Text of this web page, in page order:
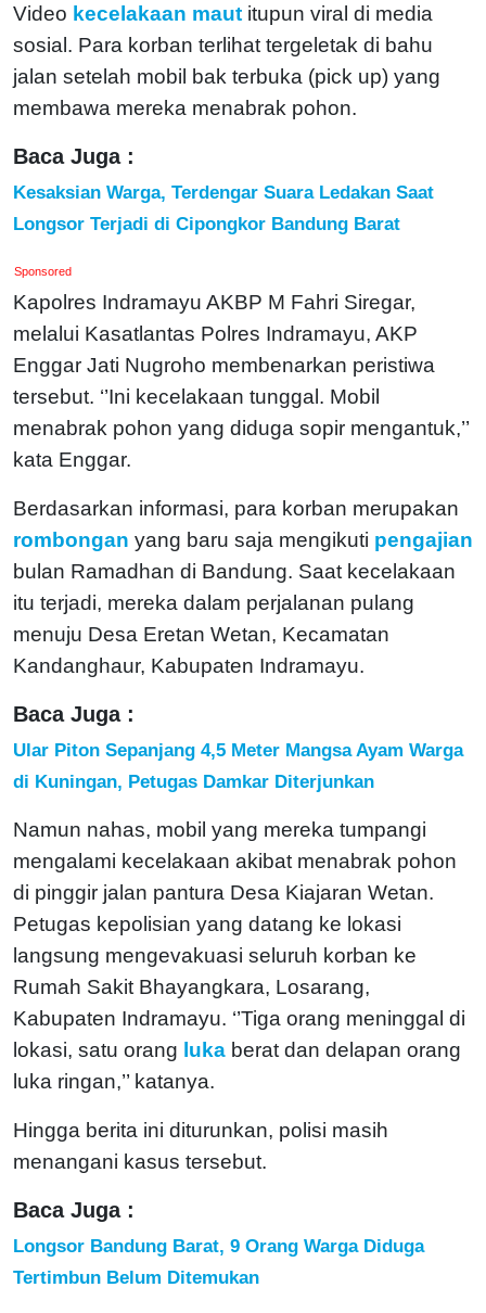
Video kecelakaan maut itupun viral di media
sosial. Para korban terlihat tergeletak di bahu
jalan setelah mobil bak terbuka (pick up) yang
membawa mereka menabrak pohon.
Baca Juga :
Kesaksian Warga, Terdengar Suara Ledakan Saat
Longsor Terjadi di Cipongkor Bandung Barat
Sponsored
Kapolres Indramayu AKBP M Fahri Siregar,
melalui Kasatlantas Polres Indramayu, AKP
Enggar Jati Nugroho membenarkan peristiwa
tersebut. ‘’Ini kecelakaan tunggal. Mobil
menabrak pohon yang diduga sopir mengantuk,’’
kata Enggar.
Berdasarkan informasi, para korban merupakan
rombongan yang baru saja mengikuti pengajian
bulan Ramadhan di Bandung. Saat kecelakaan
itu terjadi, mereka dalam perjalanan pulang
menuju Desa Eretan Wetan, Kecamatan
Kandanghaur, Kabupaten Indramayu.
Baca Juga :
Ular Piton Sepanjang 4,5 Meter Mangsa Ayam Warga
di Kuningan, Petugas Damkar Diterjunkan
Namun nahas, mobil yang mereka tumpangi
mengalami kecelakaan akibat menabrak pohon
di pinggir jalan pantura Desa Kiajaran Wetan.
Petugas kepolisian yang datang ke lokasi
langsung mengevakuasi seluruh korban ke
Rumah Sakit Bhayangkara, Losarang,
Kabupaten Indramayu. ‘’Tiga orang meninggal di
lokasi, satu orang luka berat dan delapan orang
luka ringan,’’ katanya.
Hingga berita ini diturunkan, polisi masih
menangani kasus tersebut.
Baca Juga :
Longsor Bandung Barat, 9 Orang Warga Diduga
Tertimbun Belum Ditemukan